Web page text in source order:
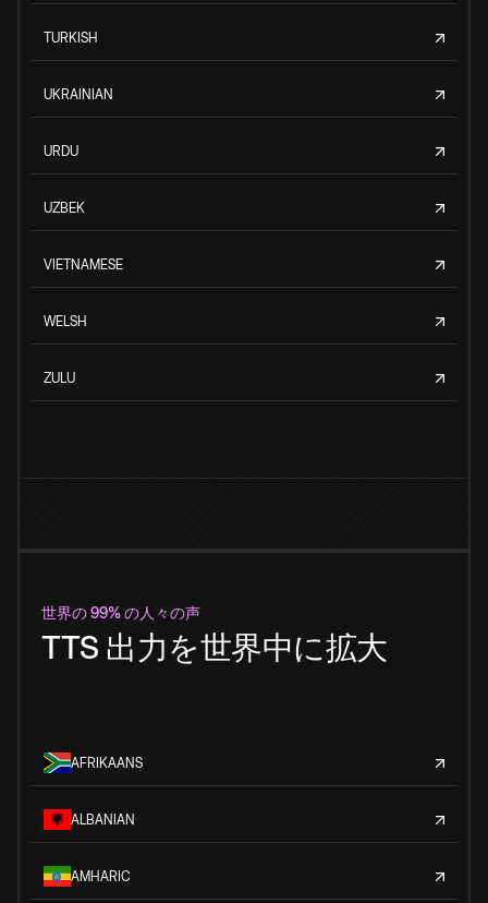
TURKISH
UKRAINIAN
URDU
UZBEK
VIETNAMESE
WELSH
ZULU
世界の 99% の人々の声
TTS 出力を世界中に拡大
AFRIKAANS
ALBANIAN
AMHARIC